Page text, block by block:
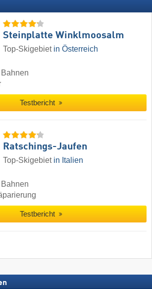
Steinplatte Winklmoosalm
Top-Skigebiet in Österreich
Testbericht
Ratschings-Jaufen
Top-Skigebiet in Italien
Testbericht